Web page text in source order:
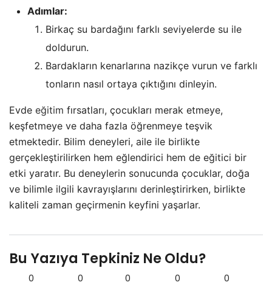
Adımlar:
Birkaç su bardağını farklı seviyelerde su ile
doldurun.
Bardakların kenarlarına nazikçe vurun ve farklı
tonların nasıl ortaya çıktığını dinleyin.
Evde eğitim fırsatları, çocukları merak etmeye,
keşfetmeye ve daha fazla öğrenmeye teşvik
etmektedir. Bilim deneyleri, aile ile birlikte
gerçekleştirilirken hem eğlendirici hem de eğitici bir
etki yaratır. Bu deneylerin sonucunda çocuklar, doğa
ve bilimle ilgili kavrayışlarını derinleştirirken, birlikte
kaliteli zaman geçirmenin keyfini yaşarlar.
Bu Yazıya Tepkiniz Ne Oldu?
0 0 0 0 0